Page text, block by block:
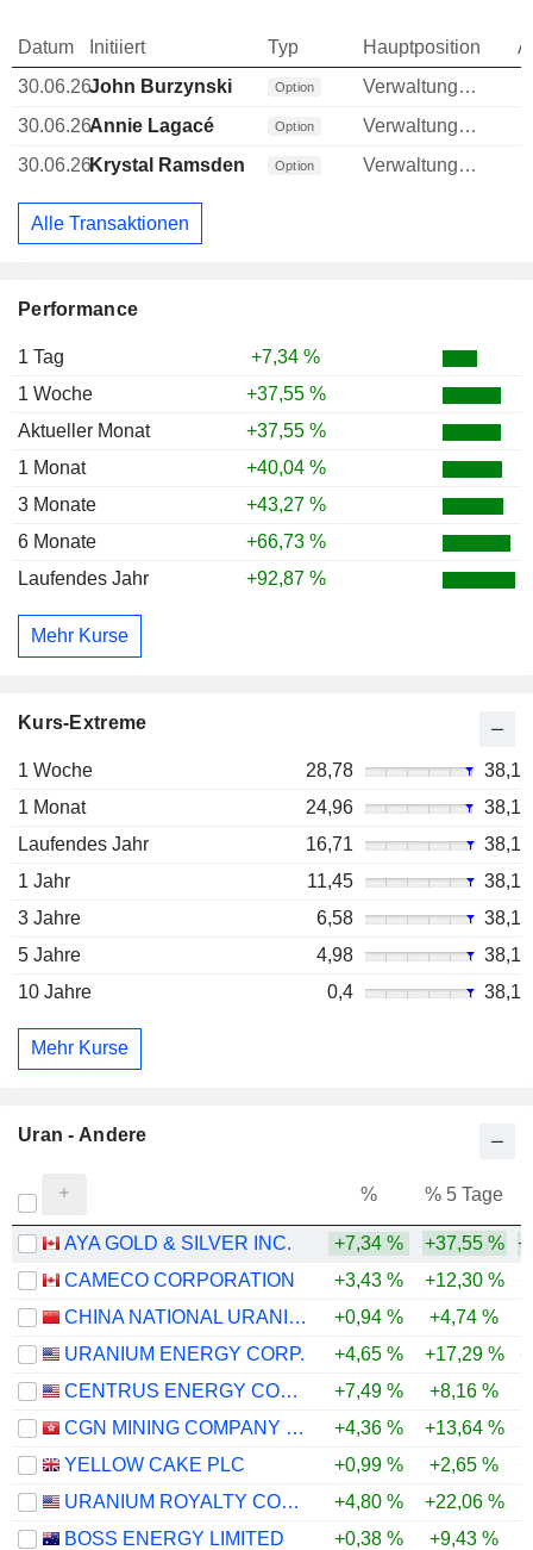
Performance
1 Tag
+7,34 %
1 Woche
+37,55 %
Aktueller Monat
+37,55 %
1 Monat
+40,04 %
3 Monate
+43,27 %
6 Monate
+66,73 %
Laufendes Jahr
+92,87 %
Mehr Kurse
Kurs-Extreme
1 Woche 28,78
38,1
1 Monat
24,96
38,1
Laufendes Jahr
16,71
38,1
1 Jahr
11,45
38,1
3 Jahre
6,58
38,1
5 Jahre
4,98
38,1
10 Jahre
0,4 38,1
Mehr Kurse
Datum Initiiert Typ Hauptposition
30.06.26John Burzynski Option Verwaltungsratsmitglied
30.06.26Annie Lagacé Option Verwaltungsratsmitglied
30.06.26Krystal Ramsden Option Verwaltungsratsmitglied
Alle Transaktionen
Uran - Andere
% % 5 Tage
AYA GOLD & SILVER INC. +7,34 % +37,55 %
CAMECO CORPORATION
+3,43 % +12,30 %
CHINA NATIONAL URANIUM CO., LTD.
+0,94 %
+4,74 %
URANIUM ENERGY CORP.
+4,65 % +17,29 %
CENTRUS ENERGY CORP.
+7,49 % +8,16 %
CGN MINING COMPANY LIMITED
+4,36 % +13,64 %
YELLOW CAKE PLC
+0,99 % +2,65 %
URANIUM ROYALTY CORP.
+4,80 % +22,06 %
BOSS ENERGY LIMITED
+0,38 % +9,43 %